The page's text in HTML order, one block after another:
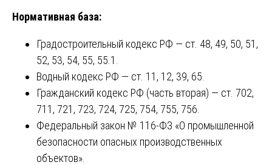
Нормативная база:
Градостроительный кодекс РФ — ст. 48, 49, 50, 51,
52, 53, 54, 55, 55.1.
Водный кодекс РФ — ст. 11, 12, 39, 65.
Гражданский кодекс РФ (часть вторая) — ст. 702,
711, 721, 723, 724, 725, 754, 755, 756.
Федеральный закон № 116-ФЗ «О промышленной
безопасности опасных производственных
объектов».